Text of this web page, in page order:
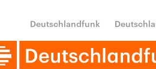
Deutschlandfunk